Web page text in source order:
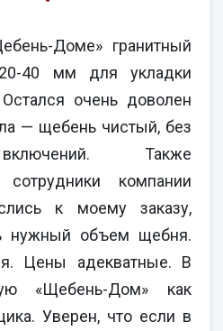
Доме» гранитный
40 мм для укладки
очень доволен
— щебень чистый, без
Также
компании
к моему заказу,
нужный объем щебня.
Цены адекватные. В
«Щебень-Дом» как
Уверен, что если в